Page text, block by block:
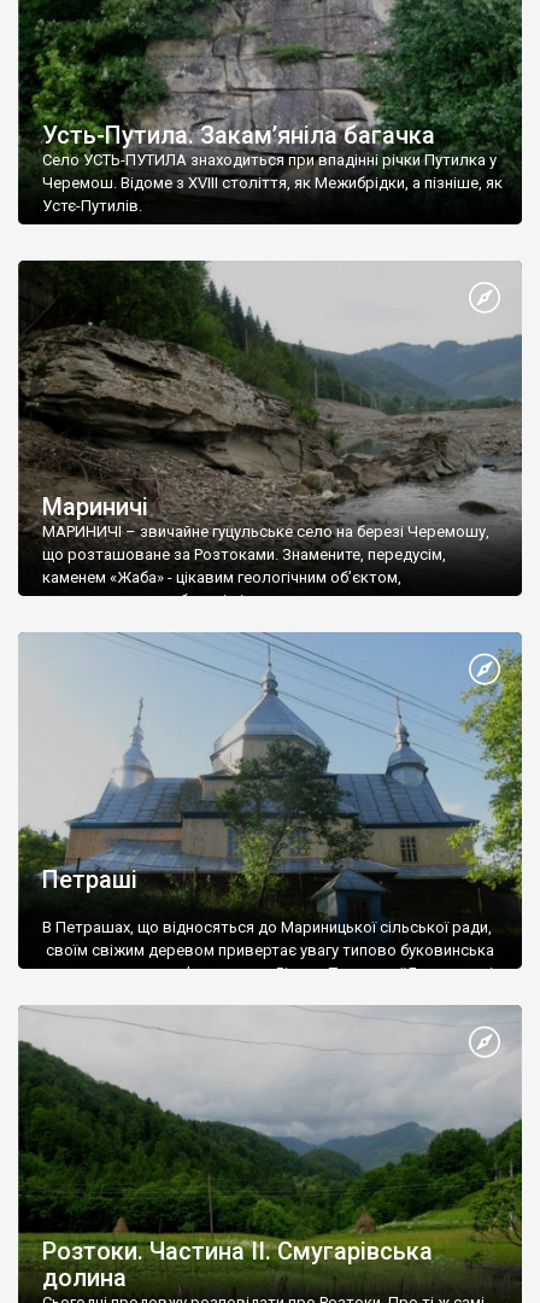
Усть-Путила. Закам’яніла багачка
Cело УСТЬ-ПУТИЛА знаходиться при впадінні річки Путилка у
Черемош. Відоме з XVIII століття, як Межибрідки, а пізніше, як
Устє-Путилів.
скелі Закам’яніла Багачка. Скеля розташована ліворуч від
дороги і являє собою геологічне утворення пірамідальної
форми висотою 30 метрів, шириною в основі 12 метрів, і
справді нагадує постать людини.
Мариничі
МАРИНИЧІ – звичайне гуцульське село на березі Черемошу,
що розташоване за Розтоками. Знамените, передусім,
каменем «Жаба» - цікавим геологічним об’єктом,
розташованим на березі річки.
Пам’ятку ви не пропустите. Відповідний дорожній вказівник
підкаже вам місце її розташування.
Петраші
В Петрашах, що відносяться до Мариницької сільської ради,
своїм свіжим деревом привертає увагу типово буковинська
трикупольна дерев’яна церква Різдва Пресвятої Богородиці
Розтоки. Частина ІІ. Смугарівська
долина